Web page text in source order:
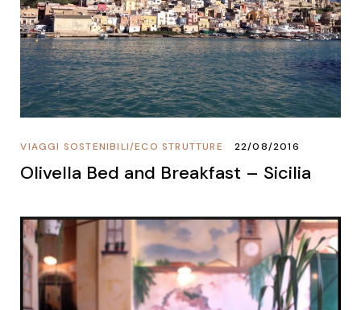
ECO STRUTTURE
/
VIAGGI SOSTENIBILI 22/08/2016
Olivella Bed and Breakfast – Sicilia